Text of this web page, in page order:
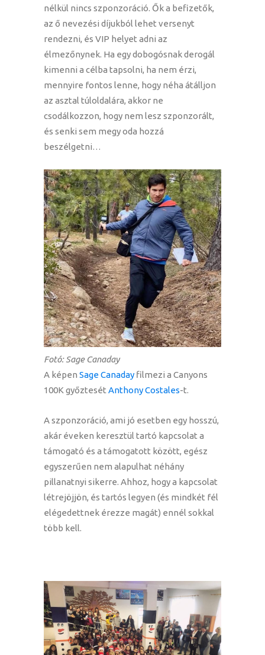
nélkül nincs szponzoráció. Ők a befizetők,
az ő nevezési díjukból lehet versenyt
rendezni, és VIP helyet adni az
élmezőnynek. Ha egy dobogósnak derogál
kimenni a célba tapsolni, ha nem érzi,
mennyire fontos lenne, hogy néha átálljon
az asztal túloldalára, akkor ne
csodálkozzon, hogy nem lesz szponzorált,
és senki sem megy oda hozzá
beszélgetni…
Fotó: Sage Canaday
A képen Sage Canaday filmezi a Canyons
100K győztesétAnthony Costales-t.
A szponzoráció, ami jó esetben egy hosszú,
akár éveken keresztül tartó kapcsolat a
támogató és a támogatott között, egész
egyszerűen nem alapulhat néhány
pillanatnyi sikerre. Ahhoz, hogy a kapcsolat
létrejöjjön, és tartós legyen (és mindkét fél
elégedettnek érezze magát) ennél sokkal
több kell.